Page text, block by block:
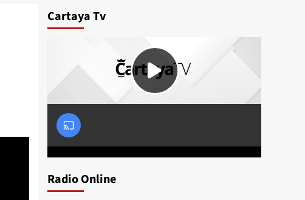
Cartaya Tv
Radio Online